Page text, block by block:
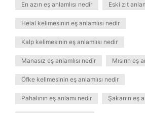
En azın eş anlamlısı nedir Eski zıt
Helal kelimesinin eş anlamlısı nedir
Kalp kelimesinin eş anlamlısı nedir
Manasız eş anlamlısı nedir Mısırın eş
Öfke kelimesinin eş anlamlısı nedir
Pahalının eş anlamı nedir Şakanın eş